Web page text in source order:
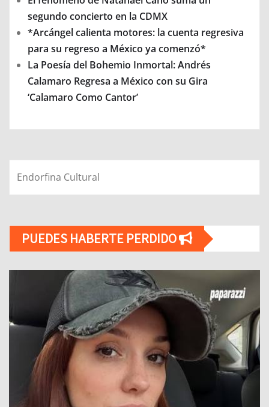
segundo concierto en la CDMX
*Arcángel calienta motores: la cuenta regresiva
para su regreso a México ya comenzó*
La Poesía del Bohemio Inmortal: Andrés
Calamaro Regresa a México con su Gira
‘Calamaro Como Cantor’
Endorfina Cultural
PUEDES HABERTE PERDIDO